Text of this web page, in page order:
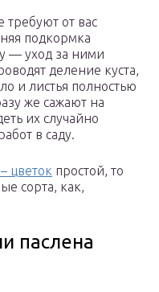
требуют от вас
подкормка
— уход за ними
деление куста,
и листья полностью
же сажают на
их случайно
в саду.
цветок простой, то
сорта, как,
паслена